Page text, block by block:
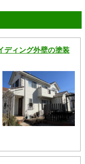
ディング外壁の塗装